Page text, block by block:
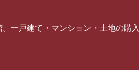
一戸建て・マンション・土地の購